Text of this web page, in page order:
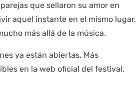
que sellaron su amor en
aquel instante en el mismo lugar,
más allá de la música.
ya están abiertas. Más
en la web oficial del festival.